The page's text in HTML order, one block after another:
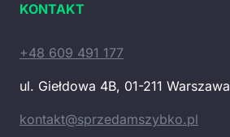
KONTAKT
+48 609 491 177
ul. Giełdowa 4B, 01-211 Warszawa
kontakt@sprzedamszybko.pl